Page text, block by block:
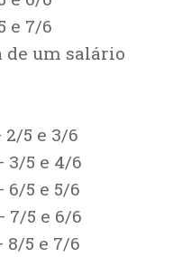
e 7/6
de um salário
5 e 3/6
3/5 e 4/6
6/5 e 5/6
7/5 e 6/6
8/5 e 7/6